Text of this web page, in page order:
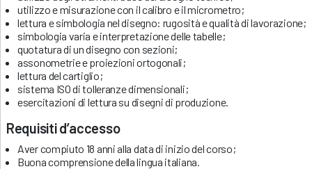
utilizzo e misurazione con il calibro e il micrometro;
lettura e simbologia nel disegno: rugosità e qualità di lavorazione;
simbologia varia e interpretazione delle tabelle;
quotatura di un disegno con sezioni;
assonometrie e proiezioni ortogonali;
lettura del cartiglio;
sistema ISO di tolleranze dimensionali;
esercitazioni di lettura su disegni di produzione.
Requisiti d’accesso
Aver compiuto 18 anni alla data di inizio del corso;
Buona comprensione della lingua italiana.